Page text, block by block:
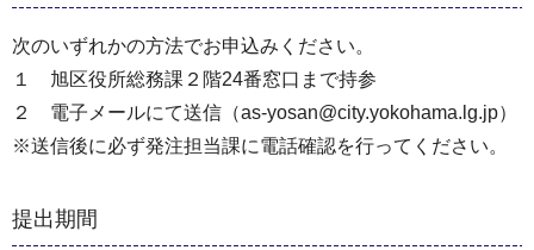
次のいずれかの方法でお申込みください。
１ 旭区役所総務課２階24番窓口まで持参
２ 電子メールにて送信（as-yosan@city.yokohama.lg.jp）
※送信後に必ず発注担当課に電話確認を行ってください。
提出期間